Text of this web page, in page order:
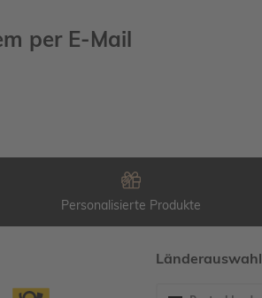
per E-Mail
Personalisierte Produkte
Länderauswahl